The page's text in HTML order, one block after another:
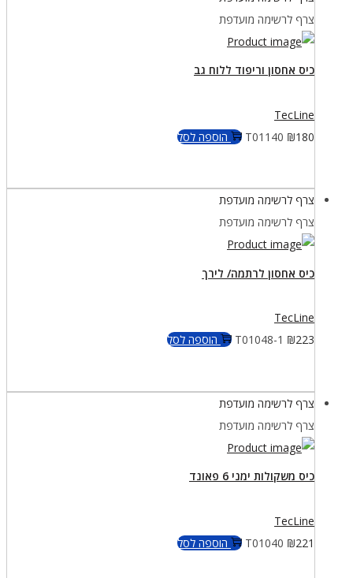
צרף לרשימה מועדפת
כיס אחסון וריפוד ללוח גב
TecLine
T01140 ₪180 הוספה לסל
צרף לרשימה מועדפת
צרף לרשימה מועדפת
כיס אחסון לרתמה/ לירך
TecLine
T01048-1 ₪223 הוספה לסל
צרף לרשימה מועדפת
צרף לרשימה מועדפת
כיס משקולות ימני 6 פאונד
TecLine
T01040 ₪221 הוספה לסל